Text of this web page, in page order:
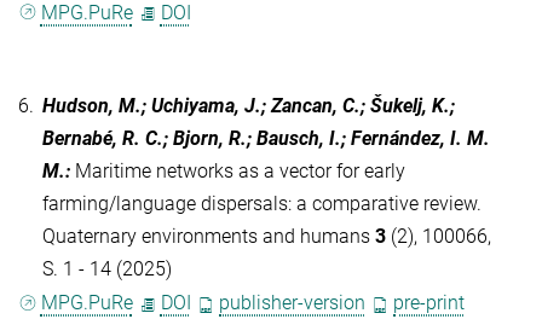
MPG.PuRe
DOI
6. Hudson, M.; Uchiyama, J.; Zancan, C.; Šukelj, K.;
Bernabé, R. C.; Bjorn, R.; Bausch, I.; Fernández, I. M.
M.: Maritime networks as a vector for early
farming/language dispersals: a comparative review.
Quaternary environments and humans 3 (2), 100066,
S. 1 - 14 (2025)
MPG.PuRe
DOI publisher-version pre-print